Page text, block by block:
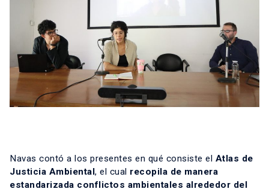
Navas contó a los presentes en qué consiste el Atlas de
Justicia Ambiental , el cual recopila de manera
estandarizada conflictos ambientales alrededor del